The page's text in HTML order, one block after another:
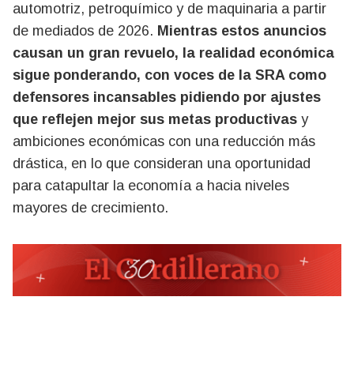
automotriz, petroquímico y de maquinaria a partir
de mediados de 2026. Mientras estos anuncios
causan un gran revuelo, la realidad económica
sigue ponderando, con voces de la SRA como
defensores incansables pidiendo por ajustes
que reflejen mejor sus metas productivas y
ambiciones económicas con una reducción más
drástica, en lo que consideran una oportunidad
para catapultar la economía a hacia niveles
mayores de crecimiento.